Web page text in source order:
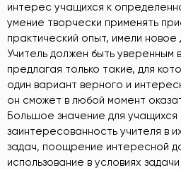
интерес учащихся к
умение творчески применять
практический опыт, имели
Учитель должен быть уверенным
предлагая только такие, для
один вариант верного и
он сможет в любой момент
Большое значение для учащихся
заинтересованность учителя в
задач, поощрение интересной
использование в условиях